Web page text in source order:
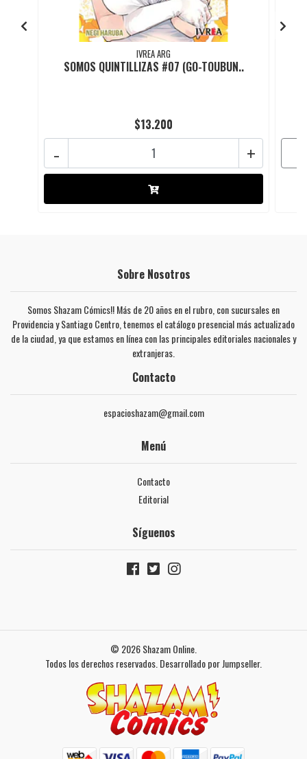
IVREA ARG
SOMOS QUINTILLIZAS #07 (GO-TOUBUN..
$13.200
+
-
Sobre Nosotros
Somos Shazam Cómics!! Más de 20 años en el rubro, con sucursales en
Providencia y Santiago Centro, tenemos el catálogo presencial más actualizado
de la ciudad, ya que estamos en línea con las principales editoriales nacionales y
extranjeras.
Contacto
espacioshazam@gmail.com
Menú
Contacto
Editorial
Síguenos
© 2026 Shazam Online.
Todos los derechos reservados. Desarrollado por Jumpseller.